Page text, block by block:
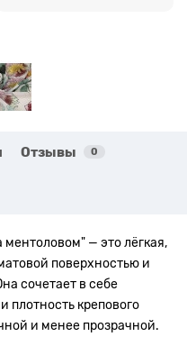
Отзывы 0
— это лёгкая,
поверхностью и
сочетает в себе
плотность крепового
и менее прозрачной.